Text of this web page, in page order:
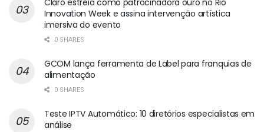
Innovation Week e assina intervenção artística
imersiva do evento
0 SHARES
GCOM lança ferramenta de Label para franquias de
alimentação
0 SHARES
Teste IPTV Automático: 10 diretórios especialistas em
análise